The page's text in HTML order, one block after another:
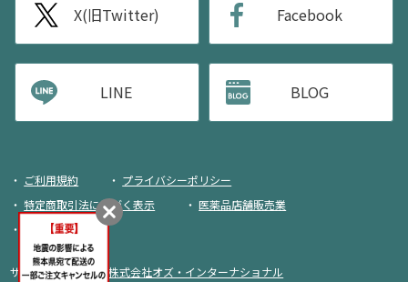
X(旧Twitter) Facebook
LINE BLOG
ご利用規約
プライバシーポリシー
特定商取引法に基づく表示
医薬品店舗販売業
荷物追跡
サイト運営・企画： 株式会社オズ・インターナショナル